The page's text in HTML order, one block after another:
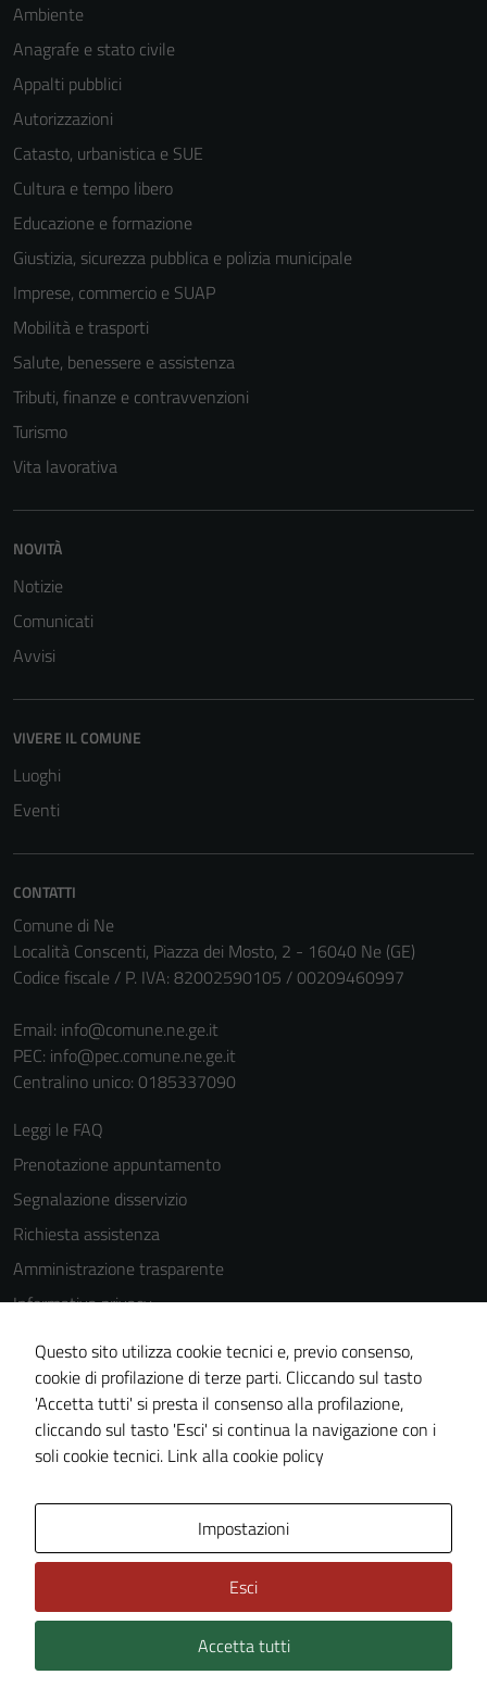
Ambiente
Anagrafe e stato civile
Appalti pubblici
Autorizzazioni
Catasto, urbanistica e SUE
Cultura e tempo libero
Educazione e formazione
Giustizia, sicurezza pubblica e polizia municipale
Imprese, commercio e SUAP
Mobilità e trasporti
Salute, benessere e assistenza
Tributi, finanze e contravvenzioni
Turismo
Vita lavorativa
NOVITÀ
Notizie
Comunicati
Avvisi
VIVERE IL COMUNE
Luoghi
Eventi
CONTATTI
Comune di Ne
Località Conscenti, Piazza dei Mosto, 2 - 16040 Ne (GE)
Codice fiscale / P. IVA: 82002590105 / 00209460997
Email: info@comune.ne.ge.it
PEC: info@pec.comune.ne.ge.it
Centralino unico: 0185337090
Leggi le FAQ
Prenotazione appuntamento
Segnalazione disservizio
Richiesta assistenza
Amministrazione trasparente
Informativa privacy
Note legali
Dichiarazione di accessibilità
Piano di miglioramento del sito
Technical Design s.r.l.
Questo sito utilizza cookie tecnici e, previo consenso,
cookie di profilazione di terze parti. Cliccando sul tasto
'Accetta tutti' si presta il consenso alla profilazione,
cliccando sul tasto 'Esci' si continua la navigazione con i
soli cookie tecnici. Link alla cookie policy
Impostazioni
Esci
Accetta tutti
funzionamento
disabilitati.
Questi cookie